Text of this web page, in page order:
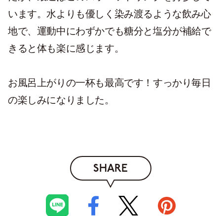
います。水よりも優しく染み渡るような飲み心
地で、運動中にわずかでも糖分と塩分が補給で
きると体も楽に感じます。
お風呂上がりの一杯も最高です！すっかり毎日
の楽しみになりました。
SHARE